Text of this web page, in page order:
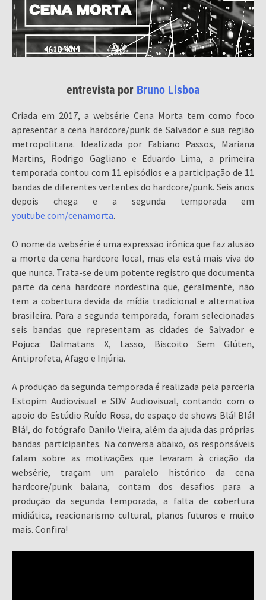
entrevista por Bruno Lisboa
Criada em 2017, a websérie Cena Morta tem como foco
apresentar a cena hardcore/punk de Salvador e sua região
metropolitana. Idealizada por Fabiano Passos, Mariana
Martins, Rodrigo Gagliano e Eduardo Lima, a primeira
temporada contou com 11 episódios e a participação de 11
bandas de diferentes vertentes do hardcore/punk. Seis anos
depois chega e a segunda temporada em
youtube.com/cenamorta.
O nome da websérie é uma expressão irônica que faz alusão
a morte da cena hardcore local, mas ela está mais viva do
que nunca. Trata-se de um potente registro que documenta
parte da cena hardcore nordestina que, geralmente, não
tem a cobertura devida da mídia tradicional e alternativa
brasileira. Para a segunda temporada, foram selecionadas
seis bandas que representam as cidades de Salvador e
Pojuca: Dalmatans X, Lasso, Biscoito Sem Glúten,
Antiprofeta, Afago e Injúria.
A produção da segunda temporada é realizada pela parceria
Estopim Audiovisual e SDV Audiovisual, contando com o
apoio do Estúdio Ruído Rosa, do espaço de shows Blá! Blá!
Blá!, do fotógrafo Danilo Vieira, além da ajuda das próprias
bandas participantes. Na conversa abaixo, os responsáveis
falam sobre as motivações que levaram à criação da
websérie, traçam um paralelo histórico da cena
hardcore/punk baiana, contam dos desafios para a
produção da segunda temporada, a falta de cobertura
midiática, reacionarismo cultural, planos futuros e muito
mais. Confira!